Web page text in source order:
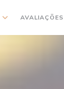
AVALIAÇÕES